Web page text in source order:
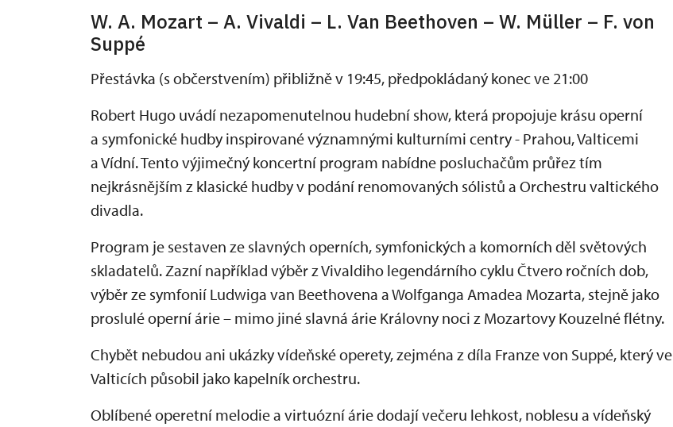
W. A. Mozart – A. Vivaldi – L. Van Beethoven – W. Müller – F. von
Suppé
Přestávka (s občerstvením) přibližně v 19:45, předpokládaný konec ve 21:00
Robert Hugo uvádí nezapomenutelnou hudební show, která propojuje krásu operní
a symfonické hudby inspirované významnými kulturními centry - Prahou, Valticemi
a Vídní. Tento výjimečný koncertní program nabídne posluchačům průřez tím
nejkrásnějším z klasické hudby v podání renomovaných sólistů a Orchestru valtického
divadla.
Program je sestaven ze slavných operních, symfonických a komorních děl světových
skladatelů. Zazní například výběr z Vivaldiho legendárního cyklu Čtvero ročních dob,
výběr ze symfonií Ludwiga van Beethovena a Wolfganga Amadea Mozarta, stejně jako
proslulé operní árie – mimo jiné slavná árie Královny noci z Mozartovy Kouzelné flétny.
Chybět nebudou ani ukázky vídeňské operety, zejména z díla Franze von Suppé, který ve
Valticích působil jako kapelník orchestru.
Oblíbené operetní melodie a virtuózní árie dodají večeru lehkost, noblesu a vídeňský